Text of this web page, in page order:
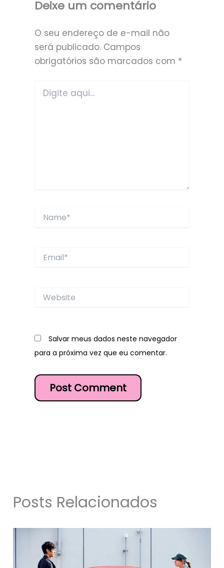
Deixe um comentário
O seu endereço de e-mail não
será publicado. Campos
obrigatórios são marcados com *
aqui...
Website
Salvar meus dados neste navegador
para a próxima vez que eu comentar.
Posts Relacionados